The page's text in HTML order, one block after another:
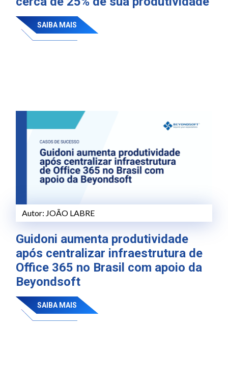
SAIBA MAIS
Autor: JOÃO LABRE
Guidoni aumenta produtividade
após centralizar infraestrutura de
Office 365 no Brasil com apoio da
Beyondsoft
SAIBA MAIS